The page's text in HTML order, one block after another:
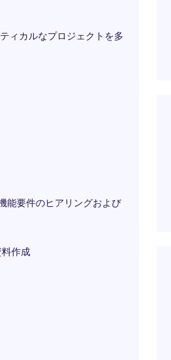
ィカルなプロジェクトを多
能要件のヒアリングおよび
作成